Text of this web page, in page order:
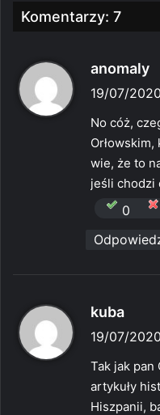
Komentarzy: 7
anomaly
i
e
:
19/07/
No cóż,
wie, że to
jeśli chodzi
0
kuba
i
z
e
19/07/
Tak jak pan
artykuły
Hiszpanii,